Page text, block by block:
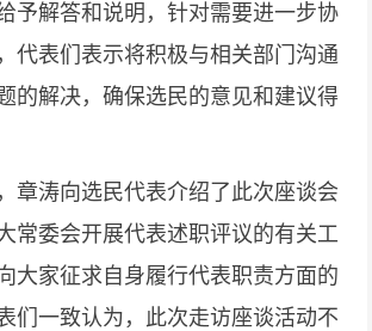
予解答和说明，针对需要进一步协
代表们表示将积极与相关部门沟通
的解决，确保选民的意见和建议得
涛向选民代表介绍了此次座谈会
常委会开展代表述职评议的有关工
大家征求自身履行代表职责方面的
们一致认为，此次走访座谈活动不